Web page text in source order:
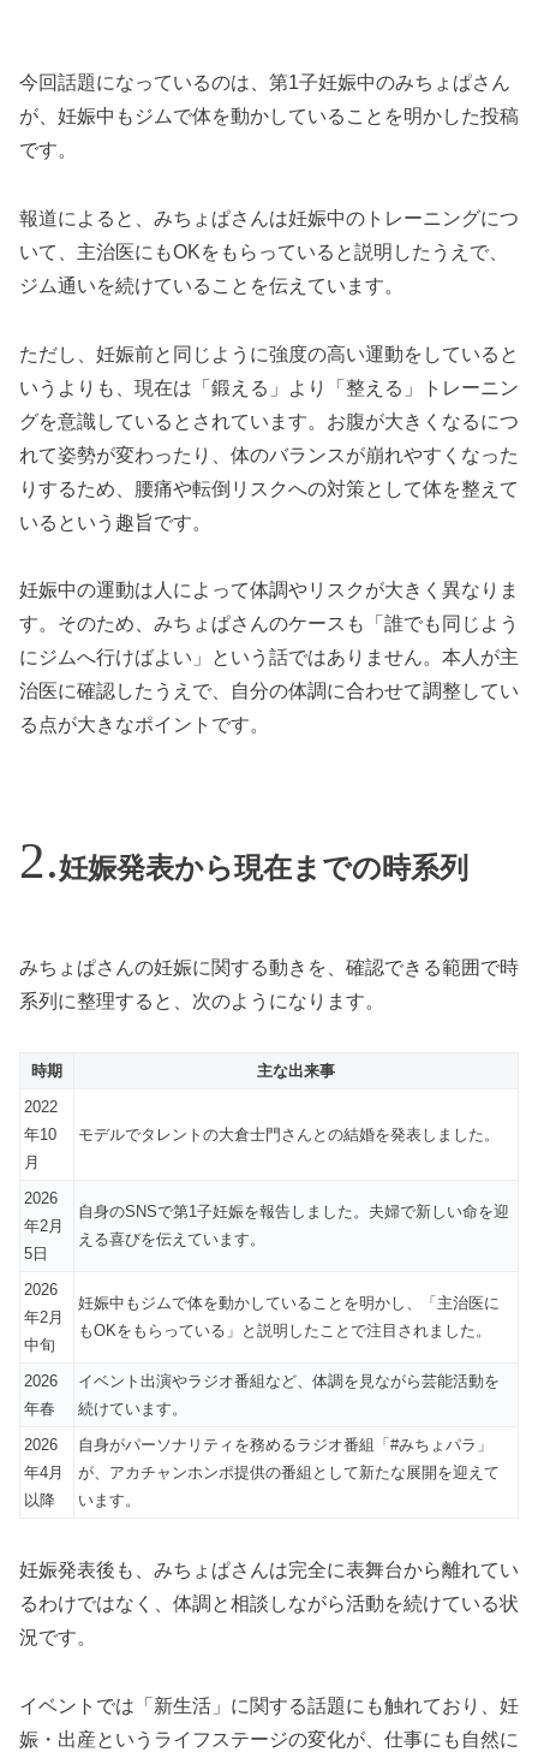
今回話題になっているのは、第1子妊娠中のみちょぱさん
が、妊娠中もジムで体を動かしていることを明かした投稿
です。
報道によると、みちょぱさんは妊娠中のトレーニングにつ
いて、主治医にもOKをもらっていると説明したうえで、
ジム通いを続けていることを伝えています。
ただし、妊娠前と同じように強度の高い運動をしていると
いうよりも、現在は「鍛える」より「整える」トレーニン
グを意識しているとされています。お腹が大きくなるにつ
れて姿勢が変わったり、体のバランスが崩れやすくなった
りするため、腰痛や転倒リスクへの対策として体を整えて
いるという趣旨です。
妊娠中の運動は人によって体調やリスクが大きく異なりま
す。そのため、みちょぱさんのケースも「誰でも同じよう
にジムへ行けばよい」という話ではありません。本人が主
治医に確認したうえで、自分の体調に合わせて調整してい
る点が大きなポイントです。
妊娠発表から現在までの時系列
みちょぱさんの妊娠に関する動きを、確認できる範囲で時
系列に整理すると、次のようになります。
時期
主な出来事
2022
年10
月
モデルでタレントの大倉士門さんとの結婚を発表しました。
2026
年2月
5日
自身のSNSで第1子妊娠を報告しました。夫婦で新しい命を迎
える喜びを伝えています。
2026
年2月
中旬
妊娠中もジムで体を動かしていることを明かし、「主治医に
もOKをもらっている」と説明したことで注目されました。
2026
年春
イベント出演やラジオ番組など、体調を見ながら芸能活動を
続けています。
2026
年4月
以降
自身がパーソナリティを務めるラジオ番組「#みちょパラ」
が、アカチャンホンポ提供の番組として新たな展開を迎えて
います。
妊娠発表後も、みちょぱさんは完全に表舞台から離れてい
るわけではなく、体調と相談しながら活動を続けている状
況です。
イベントでは「新生活」に関する話題にも触れており、妊
娠・出産というライフステージの変化が、仕事にも自然に